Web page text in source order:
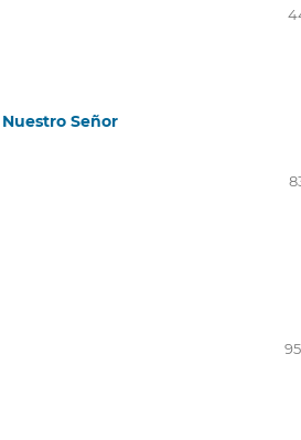
Señor